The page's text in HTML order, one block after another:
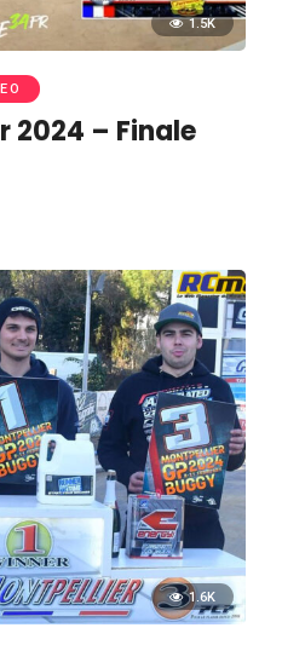
1.5K
2024 – Finale
1.6K